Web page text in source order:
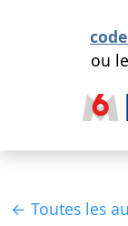
ou le
← Toutes les